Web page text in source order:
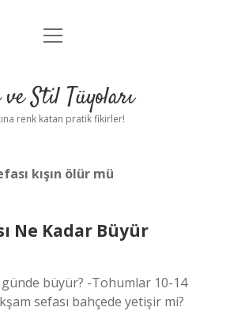
Anasayfa
Yasal Uyarı
menüyü
ve Stil Tüyoları
renk katan pratik fikirler!
kışın ölür mü
Ne Kadar Büyür
günde büyür? -Tohumlar 10-14
sefası bahçede yetişir mi?